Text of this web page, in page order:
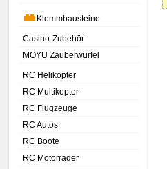
Klemmbausteine
Casino-Zubehör
MOYU Zauberwürfel
RC Helikopter
RC Multikopter
RC Flugzeuge
RC Autos
RC Boote
RC Motorräder